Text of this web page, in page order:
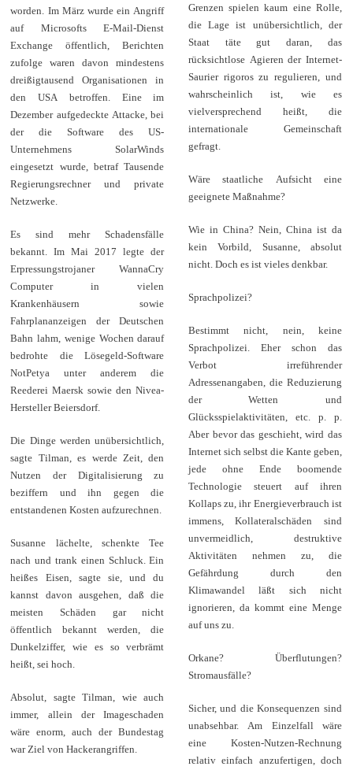
worden. Im März wurde ein Angriff
auf Microsofts E-Mail-Dienst
Exchange öffentlich, Berichten
zufolge waren davon mindestens
dreißigtausend Organisationen in
den USA betroffen. Eine im
Dezember aufgedeckte Attacke, bei
der die Software des US-
Unternehmens SolarWinds
eingesetzt wurde, betraf Tausende
Regierungsrechner und private
Netzwerke.
Es sind mehr Schadensfälle
bekannt. Im Mai 2017 legte der
Erpressungstrojaner WannaCry
Computer in vielen
Krankenhäusern sowie
Fahrplananzeigen der Deutschen
Bahn lahm, wenige Wochen darauf
bedrohte die Lösegeld-Software
NotPetya unter anderem die
Reederei Maersk sowie den Nivea-
Hersteller Beiersdorf.
Die Dinge werden unübersichtlich,
sagte Tilman, es werde Zeit, den
Nutzen der Digitalisierung zu
beziffern und ihn gegen die
entstandenen Kosten aufzurechnen.
Susanne lächelte, schenkte Tee
nach und trank einen Schluck. Ein
heißes Eisen, sagte sie, und du
kannst davon ausgehen, daß die
meisten Schäden gar nicht
öffentlich bekannt werden, die
Dunkelziffer, wie es so verbrämt
heißt, sei hoch.
Absolut, sagte Tilman, wie auch
immer, allein der Imageschaden
wäre enorm, auch der Bundestag
war Ziel von Hackerangriffen.
Grenzen spielen kaum eine Rolle,
die Lage ist unübersichtlich, der
Staat täte gut daran, das
rücksichtlose Agieren der Internet-
Saurier rigoros zu regulieren, und
wahrscheinlich ist, wie es
vielversprechend heißt, die
internationale Gemeinschaft
gefragt.
Wäre staatliche Aufsicht eine
geeignete Maßnahme?
Wie in China? Nein, China ist da
kein Vorbild, Susanne, absolut
nicht. Doch es ist vieles denkbar.
Sprachpolizei?
Bestimmt nicht, nein, keine
Sprachpolizei. Eher schon das
Verbot irreführender
Adressenangaben, die Reduzierung
der Wetten und
Glücksspielaktivitäten, etc. p. p.
Aber bevor das geschieht, wird das
Internet sich selbst die Kante geben,
jede ohne Ende boomende
Technologie steuert auf ihren
Kollaps zu, ihr Energieverbrauch ist
immens, Kollateralschäden sind
unvermeidlich, destruktive
Aktivitäten nehmen zu, die
Gefährdung durch den
Klimawandel läßt sich nicht
ignorieren, da kommt eine Menge
auf uns zu.
Orkane? Überflutungen?
Stromausfälle?
Sicher, und die Konsequenzen sind
unabsehbar. Am Einzelfall wäre
eine Kosten-Nutzen-Rechnung
relativ einfach anzufertigen, doch